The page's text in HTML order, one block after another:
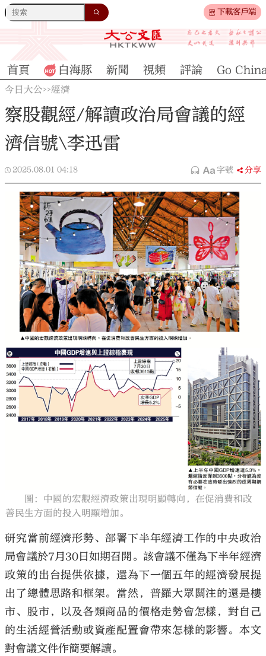
下載客戶端
大公文匯
首頁 白海豚 新聞 視頻 評論 Go
今日大公>>經濟
察股觀經/解讀政治局會議的經
濟信號\李迅雷
2025.08.01 04:18 字號 分享
圖：中國的宏觀經濟政策出現明顯轉向，在促消費和改
善民生方面的投入明顯增加。
研究當前經濟形勢、部署下半年經濟工作的中央政治
局會議於7月30日如期召開。該會議不僅為下半年經濟
政策的出台提供依據，還為下一個五年的經濟發展提
出了總體思路和框架。當然，普羅大眾關注的還是樓
市、股市，以及各類商品的價格走勢會怎樣，對自己
的生活經營活動或資產配置會帶來怎樣的影響。本文
對會議文件作簡要解讀。